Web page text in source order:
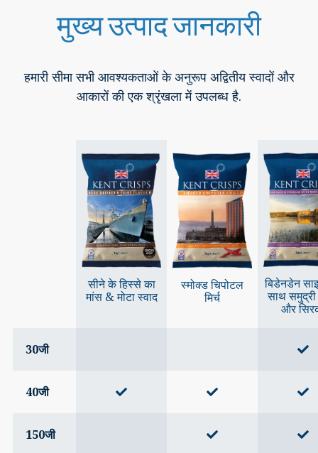
मुख्य उत्पाद जानकारी
हमारी सीमा सभी आवश्यकताओं के अनुरूप अद्वितीय स्वादों और
आकारों की एक श्रृंखला में उपलब्ध है.
सीने के हिस्से का
मांस & मोटा स्वाद
स्मोक्ड चिपोटल
मिर्च
बिडेनडेन
साथ
और
30जी
40जी
150जी